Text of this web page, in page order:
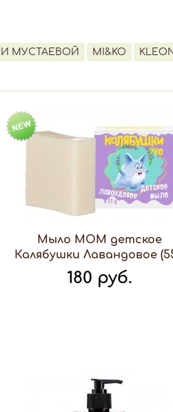
МУСТАЕВОЙ MI&KO
Мыло МОМ детское
Калябушки Лавандовое
180 руб.